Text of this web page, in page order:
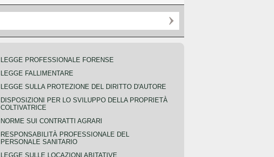
LEGGE PROFESSIONALE FORENSE
LEGGE FALLIMENTARE
LEGGE SULLA PROTEZIONE DEL DIRITTO D'AUTORE
DISPOSIZIONI PER LO SVILUPPO DELLA PROPRIETÀ
COLTIVATRICE
NORME SUI CONTRATTI AGRARI
RESPONSABILITÀ PROFESSIONALE DEL
PERSONALE SANITARIO
LEGGE SULLE LOCAZIONI ABITATIVE